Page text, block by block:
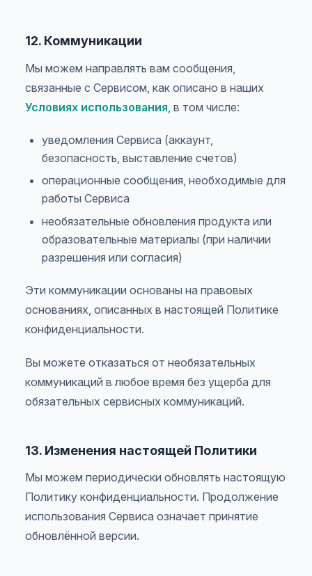
12. Коммуникации
Мы можем направлять вам сообщения,
связанные с Сервисом, как описано в наших
Условиях использования , в том числе:
уведомления Сервиса (аккаунт,
безопасность, выставление счетов)
операционные сообщения, необходимые для
работы Сервиса
необязательные обновления продукта или
образовательные материалы (при наличии
разрешения или согласия)
Эти коммуникации основаны на правовых
основаниях, описанных в настоящей Политике
конфиденциальности.
Вы можете отказаться от необязательных
коммуникаций в любое время без ущерба для
обязательных сервисных коммуникаций.
13. Изменения настоящей Политики
Мы можем периодически обновлять настоящую
Политику конфиденциальности. Продолжение
использования Сервиса означает принятие
обновлённой версии.